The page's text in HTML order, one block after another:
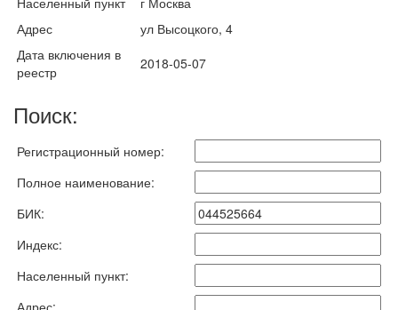
Адрес
ул Высоцкого, 4
Дата включения в
реестр
2018-05-07
Поиск:
Регистрационный номер:
Полное наименование:
БИК:
Индекс:
Населенный пункт:
Адрес: